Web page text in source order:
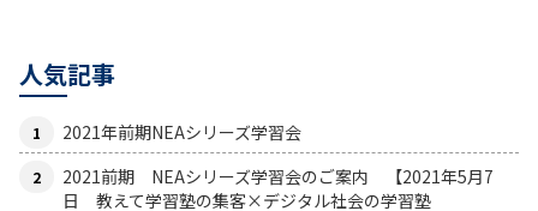
人気記事
2021年前期NEAシリーズ学習会
2021前期 NEAシリーズ学習会のご案内 【2021年5月7
日 教えて学習塾の集客×デジタル社会の学習塾